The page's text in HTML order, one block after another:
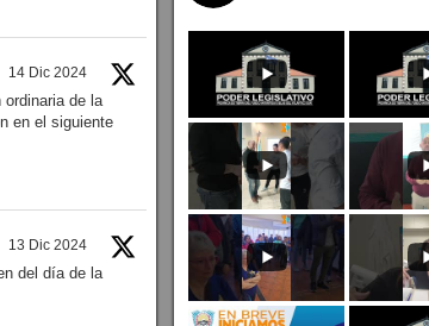
14 Dic 2024
de la
en el siguiente
13 Dic 2024
del día de la